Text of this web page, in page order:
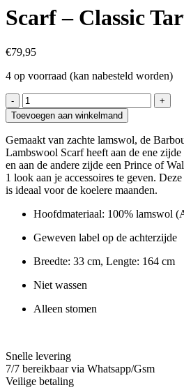
Scarf – Classic
€79,95
4 op voorraad (kan nabesteld worden)
Barbour
Dramside
Reversible
Scarf
-
Classic
Tartan
aantal
Toevoegen aan winkelmand
Gemaakt van zachte lamswol, de
Lambswool Scarfheeft aan de ene zijde
en aan de andere zijde een Prince of
1 look aan je accessoires te geven.
is ideaal voor de koelere maanden.
Hoofdmateriaal: 100% lamswol
Geweven label op de achterzijde
Breedte: 33 cm, Lengte: 164 cm
Niet wassen
Alleen stomen
Snelle levering
7/7 bereikbaar via Whatsapp/Gsm
Veilige betaling